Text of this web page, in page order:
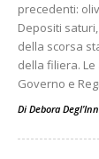
precedenti:
Depositi
della scorsa
della filiera.
Governo e
Di Debora